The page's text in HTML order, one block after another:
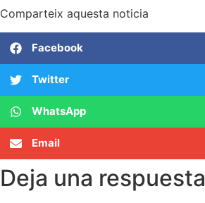
Comparteix aquesta noticia
Facebook
Twitter
WhatsApp
Email
Deja una respuesta